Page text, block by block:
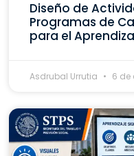
Diseño de
Programas de
para el
Asdrubal Urrutia 6 de